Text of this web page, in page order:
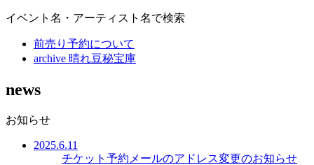
イベント名・アーティスト名で検索
前売り予約について
archive 晴れ豆秘宝庫
news
お知らせ
2025.6.11
チケット予約メールのアドレス変更のお知らせ